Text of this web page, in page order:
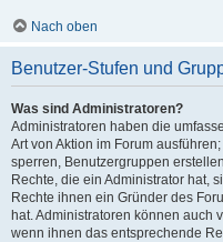
Nach oben
Benutzer-Stufen und
Was sind Administratoren?
Administratoren haben die
Art von Aktion im Forum
sperren, Benutzergruppen
Rechte, die ein Administrator hat,
Rechte ihnen ein Gründer des
hat. Administratoren können auch
wenn ihnen das entsprechende